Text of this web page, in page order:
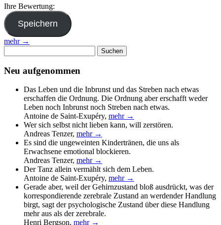
Ihre Bewertung:
mehr →
nach:
Neu aufgenommen
Das Leben und die Inbrunst und das Streben nach etwas
erschaffen die Ordnung. Die Ordnung aber erschafft weder
Leben noch Inbrunst noch Streben nach etwas.
Antoine de Saint-Exupéry, mehr →
Wer sich selbst nicht lieben kann, will zerstören.
Andreas Tenzer, mehr →
Es sind die ungeweinten Kindertränen, die uns als
Erwachsene emotional blockieren.
Andreas Tenzer, mehr →
Der Tanz allein vermählt sich dem Leben.
Antoine de Saint-Exupéry, mehr →
Gerade aber, weil der Gehirnzustand bloß ausdrückt, was der
korrespondierende zerebrale Zustand an werdender Handlung
birgt, sagt der psychologische Zustand über diese Handlung
mehr aus als der zerebrale.
Henri Bergson, mehr →